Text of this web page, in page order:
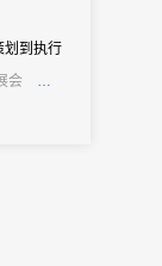
划到执行
营成
会